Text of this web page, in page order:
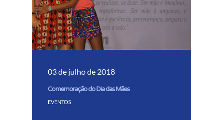
03 de julho de 2018
Comemoração do Dia das Mães
EVENTOS